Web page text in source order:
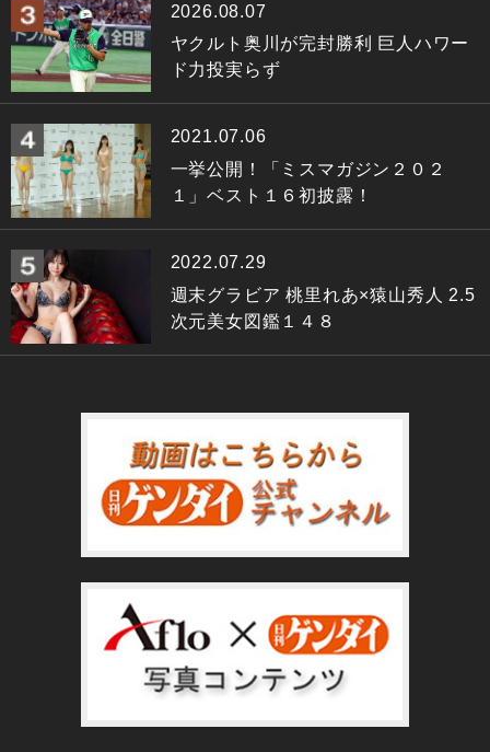
2026.08.07
ヤクルト奥川が完封勝利 巨人ハワー
ド力投実らず
2021.07.06
一挙公開！「ミスマガジン２０２
１」ベスト１６初披露！
2022.07.29
週末グラビア 桃里れあ×猿山秀人 2.5
次元美女図鑑１４８